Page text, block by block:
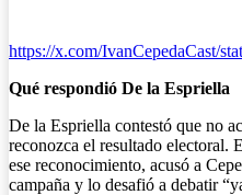
https://x.com/IvanCepedaCast/
Qué respondió De la Espriella
De la Espriella contestó que no
reconozca el resultado electoral.
ese reconocimiento, acusó a
campaña y lo desafió a debatir